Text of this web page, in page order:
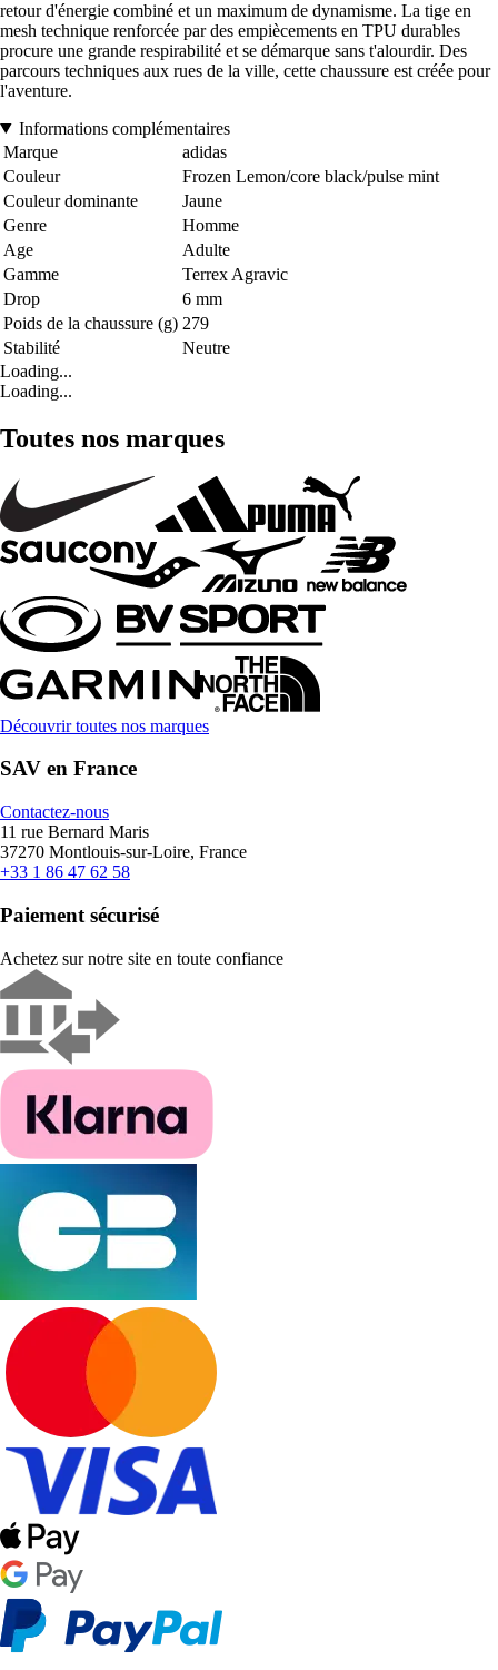
retour d'énergie combiné et un maximum de dynamisme. La tige en
mesh technique renforcée par des empiècements en TPU durables
procure une grande respirabilité et se démarque sans t'alourdir. Des
parcours techniques aux rues de la ville, cette chaussure est créée pour
l'aventure.
Informations complémentaires
Marque
adidas
Couleur
Frozen Lemon/core black/pulse mint
Couleur dominante
Jaune
Genre
Homme
Age
Adulte
Gamme
Terrex Agravic
Drop
6 mm
Poids de la chaussure (g) 279
Stabilité
Neutre
Loading...
Loading...
Toutes nos marques
Découvrir toutes nos marques
SAV en France
Contactez-nous
11 rue Bernard Maris
37270 Montlouis-sur-Loire, France
+33 1 86 47 62 58
Paiement sécurisé
Achetez sur notre site en toute confiance